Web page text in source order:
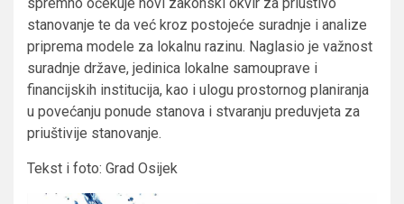
spremno očekuje novi zakonski okvir za priuštivo
stanovanje te da već kroz postojeće suradnje i analize
priprema modele za lokalnu razinu. Naglasio je važnost
suradnje države, jedinica lokalne samouprave i
financijskih institucija, kao i ulogu prostornog planiranja
u povećanju ponude stanova i stvaranju preduvjeta za
priuštivije stanovanje.
Tekst i foto: Grad Osijek